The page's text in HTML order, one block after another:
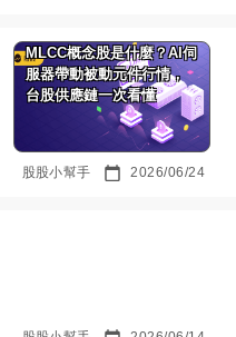
MLCC概念股是什麼？AI伺
服器帶動被動元件行情，
台股供應鏈一次看懂
股股小幫手 2026/06/24